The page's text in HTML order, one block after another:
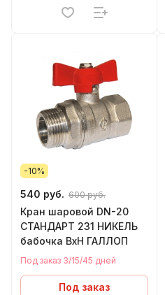
-10%
540 руб. 600 руб.
Кран шаровой DN-20
СТАНДАРТ 231 НИКЕЛЬ
бабочка ВхН ГАЛЛОП
Под заказ 3/15/45 дней
Под заказ